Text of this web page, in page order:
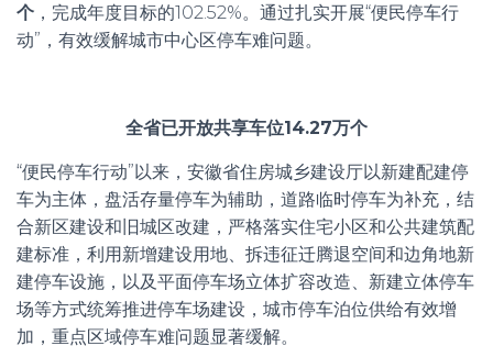
个 ，完成年度目标的102.52%。通过扎实开展“便民停车行
动”，有效缓解城市中心区停车难问题。
全省已开放共享车位14.27万个
“便民停车行动”以来，安徽省住房城乡建设厅以新建配建停
车为主体，盘活存量停车为辅助，道路临时停车为补充，结
合新区建设和旧城区改建，严格落实住宅小区和公共建筑配
建标准，利用新增建设用地、拆违征迁腾退空间和边角地新
建停车设施，以及平面停车场立体扩容改造、新建立体停车
场等方式统筹推进停车场建设，城市停车泊位供给有效增
加，重点区域停车难问题显著缓解。